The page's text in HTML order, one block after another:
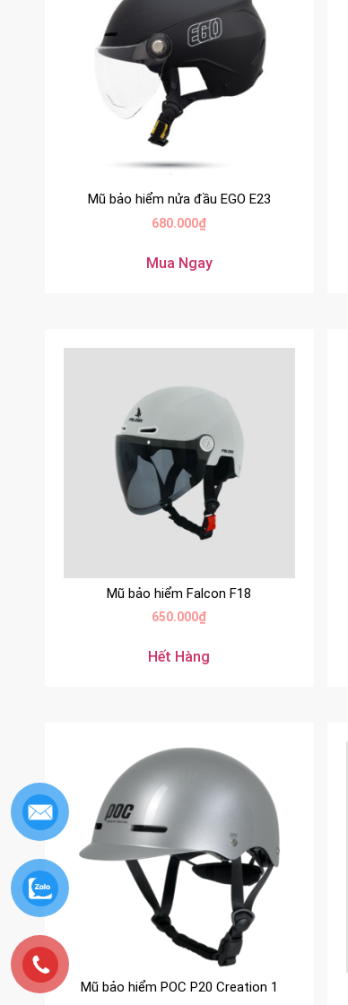
Mũ bảo hiểm nửa đầu EGO E23
680.000₫
Mua Ngay
Mũ bảo hiểm Falcon F18
650.000₫
Hết Hàng
Mũ bảo hiểm POC P20 Creation 1